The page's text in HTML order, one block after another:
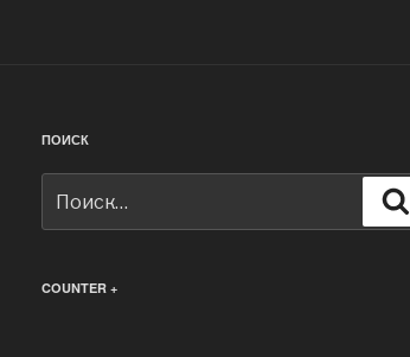
ПОИСК
COUNTER +